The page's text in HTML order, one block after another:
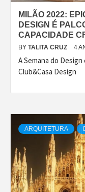
MILÃO 2022:
DESIGN É
CAPACIDADE
BY TALITA CRUZ 4
A Semana do
Club&Casa Design
ARQUITETURA